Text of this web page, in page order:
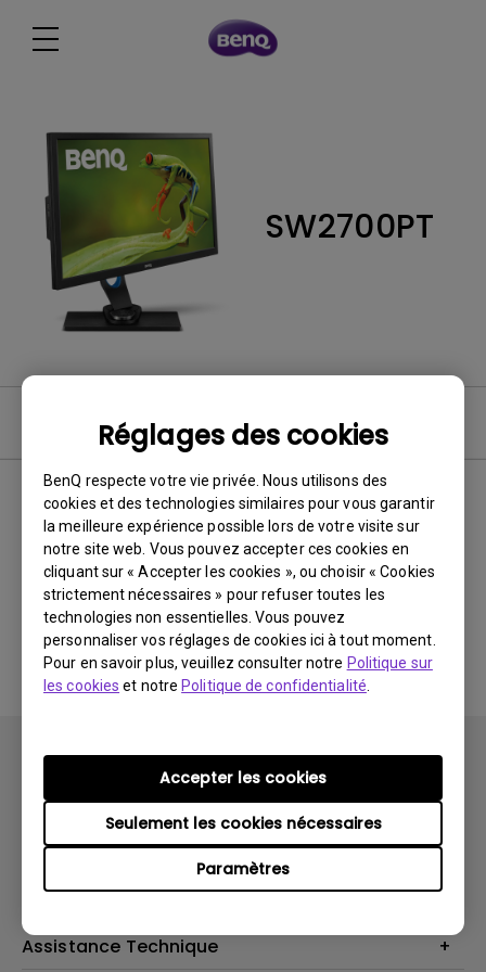
Réglages des cookies
BenQ respecte votre vie privée. Nous utilisons des
cookies et des technologies similaires pour vous garantir
la meilleure expérience possible lors de votre visite sur
notre site web. Vous pouvez accepter ces cookies en
cliquant sur « Accepter les cookies », ou choisir « Cookies
strictement nécessaires » pour refuser toutes les
technologies non essentielles. Vous pouvez
personnaliser vos réglages de cookies ici à tout moment.
Pour en savoir plus, veuillez consulter notre Politique sur
les cookies et notre Politique de confidentialité
Paramètres
Seulement les cookies nécessaires
Accepter les cookies
SW2700PT
FAQ vidéo
0 résultats
Dernières
nouveautés
Aucune vidéo associée
Produits
Vidéoprojecteurs
Éclairage
Business Display
Assistance Technique